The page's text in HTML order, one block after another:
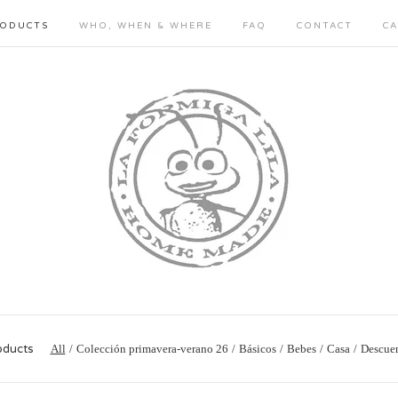
WHO, WHEN & WHERE FAQ CONTACT
All Colección primavera-verano 26 Básicos Bebes Casa